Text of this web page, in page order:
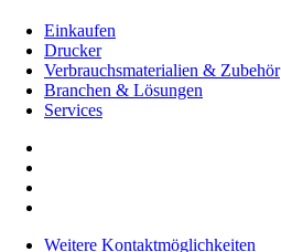
Einkaufen
Drucker
Verbrauchsmaterialien & Zubehör
Branchen & Lösungen
Services
Weitere Kontaktmöglichkeiten